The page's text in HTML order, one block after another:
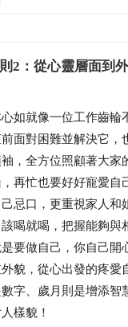
2：從心靈層面到
如就像一位工作齒輪
面對困難並解決它，
，全方位照顧著大家
再忙也要好好寵愛自
忌口，更重視家人和
喝就喝，把握能夠與
要做自己，你自己開
貌，從心出發的疼愛
字、歲月則是增添智
樣貌！